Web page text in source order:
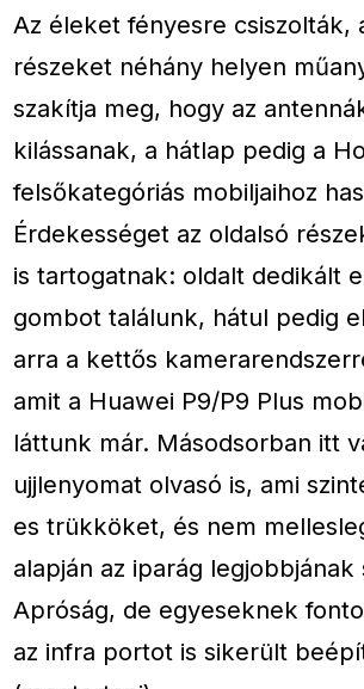
Az éleket fényesre csiszolták,
részeket néhány helyen
szakítja meg, hogy az
kilássanak, a hátlap pedig a
felsőkategóriás mobiljaihoz
Érdekességet az oldalsó
is tartogatnak: oldalt dedikált
gombot találunk, hátul pedig
arra a kettős
amit a Huawei P9/P9 Plus
láttunk már. Másodsorban itt
ujjlenyomat olvasó is, ami
es trükköket, és nem
alapján az iparág legjobbjának
Apróság, de egyeseknek
az infra portot is sikerült